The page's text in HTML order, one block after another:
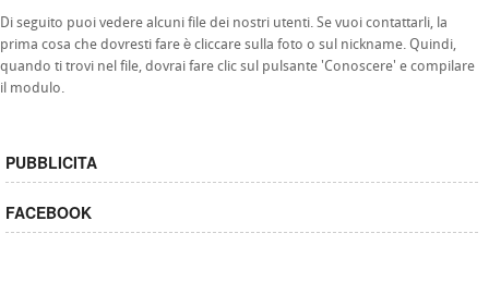
Di seguito puoi vedere alcuni file dei nostri utenti. Se vuoi contattarli, la
prima cosa che dovresti fare è cliccare sulla foto o sul nickname. Quindi,
quando ti trovi nel file, dovrai fare clic sul pulsante 'Conoscere' e compilare
il modulo.
PUBBLICITA
FACEBOOK